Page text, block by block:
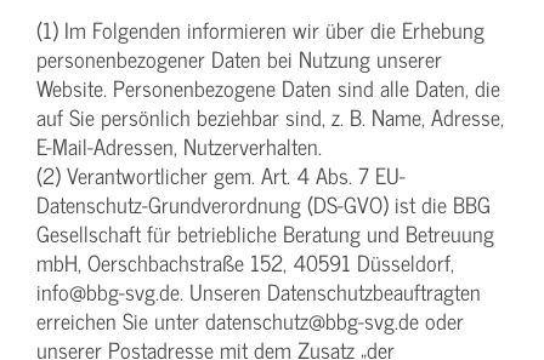
(1) Im Folgenden informieren wir über die Erhebung
personenbezogener Daten bei Nutzung unserer
Website. Personenbezogene Daten sind alle Daten, die
auf Sie persönlich beziehbar sind, z. B. Name, Adresse,
E-Mail-Adressen, Nutzerverhalten.
(2) Verantwortlicher gem. Art. 4 Abs. 7 EU-
Datenschutz-Grundverordnung (DS-GVO) ist die BBG
Gesellschaft für betriebliche Beratung und Betreuung
mbH, Oerschbachstraße 152, 40591 Düsseldorf,
info@bbg-svg.de. Unseren Datenschutzbeauftragten
erreichen Sie unter datenschutz@bbg-svg.de oder
unserer Postadresse mit dem Zusatz „der